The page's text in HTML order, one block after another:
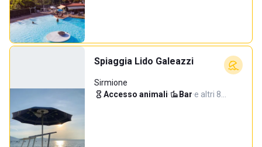
Spiaggia Lido Galeazzi
Sirmione
Accesso animali· Bar·e altri 8…